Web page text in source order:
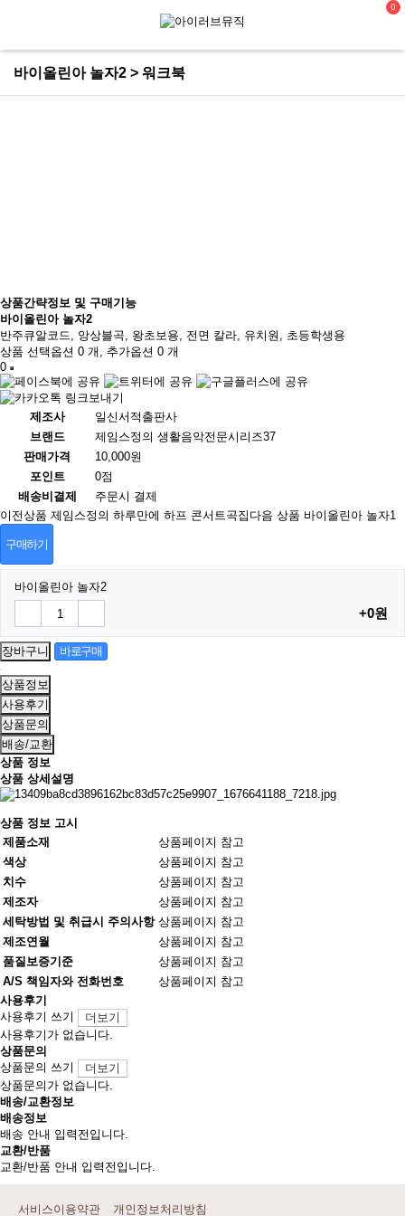
0
바이올린아 놀자2 > 워크북
상품간략정보 및 구매기능
바이올린아 놀자2
반주큐알코드, 앙상블곡, 왕초보용, 전면 칼라, 유치원, 초등학생용
상품 선택옵션 0 개, 추가옵션 0 개
0
제조사
일신서적출판사
브랜드
제임스정의 생활음악전문시리즈37
판매가격
10,000원
포인트
0점
배송비결제
주문시 결제
이전상품 제임스정의 하루만에 하프 콘서트곡집 다음 상품 바이올린아 놀자1
구매하기
바이올린아 놀자2
+0원
상품정보
사용후기
상품문의
배송/교환
상품 정보
상품 상세설명
상품 정보 고시
제품소재
상품페이지 참고
색상
상품페이지 참고
치수
상품페이지 참고
제조자
상품페이지 참고
세탁방법 및 취급시 주의사항 상품페이지 참고
제조연월
상품페이지 참고
품질보증기준
상품페이지 참고
A/S 책임자와 전화번호
상품페이지 참고
사용후기
사용후기 쓰기
더보기
사용후기가 없습니다.
상품문의
상품문의 쓰기
더보기
상품문의가 없습니다.
배송/교환정보
배송정보
배송 안내 입력전입니다.
교환/반품
교환/반품 안내 입력전입니다.
서비스이용약관 개인정보처리방침